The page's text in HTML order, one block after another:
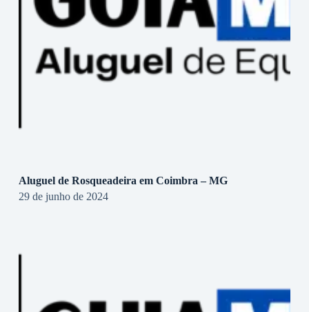
Aluguel de Rosqueadeira em Coimbra – MG
29 de junho de 2024